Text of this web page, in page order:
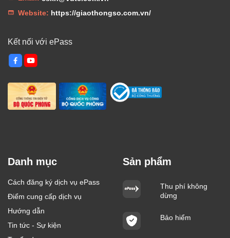
Website: https://giaothongso.com.vn/
Kết nối với ePass
Danh mục
Cách đăng ký dịch vụ ePass
Điểm cung cấp dịch vụ
Hướng dẫn
Tin tức - Sự kiện
Sản phẩm
Thu phí không
dừng
Bảo hiểm